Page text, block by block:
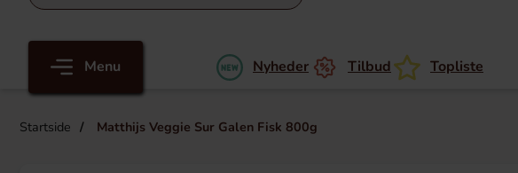
Menu Nyheder Tilbud Topliste
Startside Matthijs Veggie Sur Galen Fisk 800g